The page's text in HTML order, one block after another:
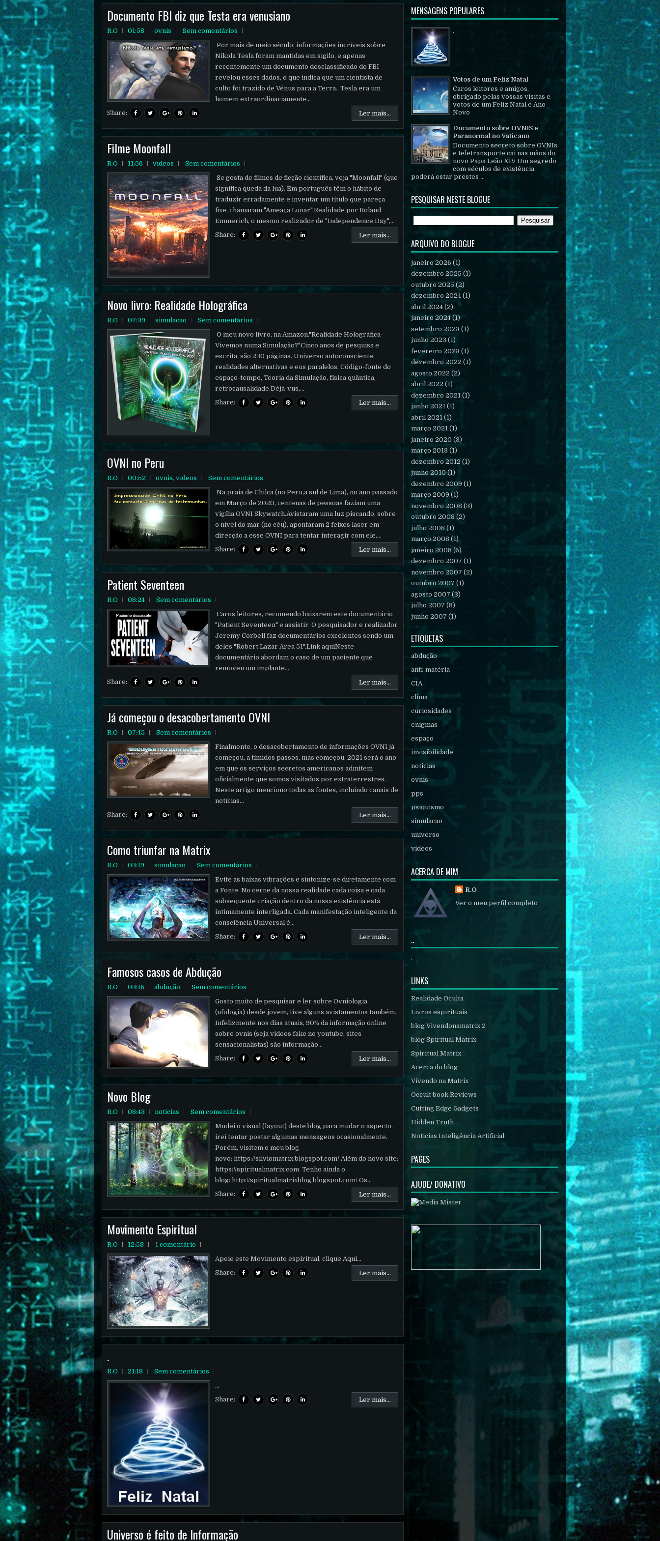
Documento FBI diz que Testa era venusiano
R.O 01:58 ovnis
Sem comentários
Por mais de meio século, informações incríveis sobre
Nikola Tesla foram mantidas em sigilo, e apenas
recentemente um documento desclassificado do FBI
revelou esses dados, o que indica que um cientista de
culto foi trazido de Vénus para a Terra. Tesla era um
homem extraordinariamente...
Share:
Ler mais...
Filme Moonfall
R.O 11:56 videos
Sem comentários
Se gosta de filmes de ficção científica, veja "Moonfall" (que
significa queda da lua). Em português têm o hábito de
traduzir erradamente e inventar um título que pareça
fixe, chamaram "Ameaça Lunar".Realidade por Roland
Emmerich, o mesmo realizador de "Independence Day",...
Share:
Ler mais...
Novo livro: Realidade Holográfica
R.O 07:39 simulacao
Sem comentários
O meu novo livro, na Amazon."Realidade Holográfica-
Vivemos numa Simulação?"Cinco anos de pesquisa e
escrita, são 230 páginas. Universo autoconsciente,
realidades alternativas e eus paralelos. Código-fonte do
espaço-tempo, Teoria da Simulação, física quântica,
retrocausalidade.Déjà-vus,...
Share:
Ler mais...
OVNI no Peru
R.O 00:52 ovnis, videos
Sem comentários
Na praia de Chilca (no Peru,a sul de Lima), no ano passado
em Março de 2020, centenas de pessoas faziam uma
vigília OVNI Skywatch.Avistaram uma luz piscando, sobre
o nível do mar (no céu), apontaram 2 feixes laser em
direcção a esse OVNI para tentar interagir com ele,...
Share:
Ler mais...
Patient Seventeen
R.O 08:24
Sem comentários
Caros leitores, recomendo baixarem este documentário
"Patient Seventeen" e assistir. O pesquisador e realizador
Jeremy Corbell faz documentários excelentes sendo um
deles "Robert Lazar Area 51".Link aquiNeste
documentário abordam o caso de um paciente que
removeu um implante...
Share:
Ler mais...
Já começou o desacobertamento OVNI
R.O 07:45
Sem comentários
Finalmente, o desacobertamento de informações OVNI já
começou, a tímidos passos, mas começou. 2021 será o ano
em que os serviços secretos americanos admitem
oficialmente que somos visitados por extraterrestres.
Neste artigo menciono todas as fontes, incluindo canais de
notícias...
Share:
Ler mais...
Como triunfar na Matrix
R.O 03:19 simulacao
Sem comentários
Evite as baixas vibrações e sintonize-se diretamente com
a Fonte. No cerne da nossa realidade cada coisa e cada
subsequente criação dentro da nossa existência está
intimamente interligada. Cada manifestação inteligente da
consciência Universal é...
Share:
Ler mais...
Famosos casos de Abdução
R.O 03:16 abdução
Sem comentários
Gosto muito de pesquisar e ler sobre Ovniologia
(ufologia) desde jovem, tive alguns avistamentos também.
Infelizmente nos dias atuais, 90% da informação online
sobre ovnis (seja vídeos fake no youtube, sites
sensacionalistas) são informação...
Share:
Ler mais...
Novo Blog
R.O 08:43 noticias
Sem comentários
Mudei o visual (layout) deste blog para mudar o aspecto,
irei tentar postar algumas mensagens ocasionalmente.
Porém, visitem o meu blog
novo: https://silviomatrix.blogspot.com/ Além do novo site:
https://spiritualmatrix.com Tenho ainda o
blog: http://spiritualmatrixblog.blogspot.com/ Os...
Share:
Ler mais...
Movimento Espiritual
R.O 12:58
1 comentário
Apoie este Movimento espiritual, clique Aqui...
Share:
Ler mais...
.
R.O 21:18
Sem comentários
...
Share:
Ler mais...
Universo é feito de Informação
MENSAGENS POPULARES
.
Votos de um Feliz Natal
Caros leitores e amigos,
obrigado pelas vossas visitas e
votos de um Feliz Natal e Ano-
Novo
Documento sobre OVNIS e
Paranormal no Vaticano
Documento secreto sobre OVNIs
e teletransporte cai nas mãos do
novo Papa Leão XIV Um segredo
com séculos de existência
poderá estar prestes ...
PESQUISAR NESTE BLOGUE
ARQUIVO DO BLOGUE
janeiro 2026 (1)
dezembro 2025 (1)
outubro 2025 (2)
dezembro 2024 (1)
abril 2024 (2)
janeiro 2024 (1)
setembro 2023 (1)
junho 2023 (1)
fevereiro 2023 (1)
dezembro 2022 (1)
agosto 2022 (2)
abril 2022 (1)
dezembro 2021 (1)
junho 2021 (1)
abril 2021 (1)
março 2021 (1)
janeiro 2020 (3)
março 2013 (1)
dezembro 2012 (1)
junho 2010(1)
dezembro 2009 (1)
março 2009 (1)
novembro 2008 (3)
outubro 2008 (2)
julho 2008 (1)
março 2008 (1)
janeiro 2008 (6)
dezembro 2007 (1)
novembro 2007 (2)
outubro 2007 (1)
agosto 2007 (3)
julho 2007 (8)
junho 2007 (1)
ETIQUETAS
abdução
anti-matéria
CIA
clima
curiosidades
enigmas
espaço
invisibilidade
noticias
ovnis
pps
psiquismo
simulacao
universo
videos
ACERCA DE MIM
R.O
Ver o meu perfil completo
..
.
LINKS
Realidade Oculta
Livros espirituais
blog Vivendonamatrix 2
blog Spiritual Matrix
Spiritual Matrix
Acerca do blog
Vivendo na Matrix
Occult book Reviews
Cutting Edge Gadgets
Hidden Truth
Noticias Inteligência Artificial
PAGES
AJUDE/ DONATIVO